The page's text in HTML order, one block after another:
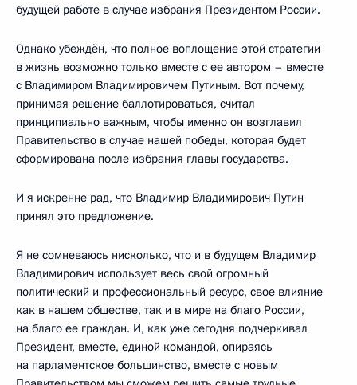
будущей работе в случае избрания Президентом России.
Однако убеждён, что полное воплощение этой стратегии
в жизнь возможно только вместе с ее автором – вместе
с Владимиром Владимировичем Путиным. Вот почему,
принимая решение баллотироваться, считал
принципиально важным, чтобы именно он возглавил
Правительство в случае нашей победы, которая будет
сформирована после избрания главы государства.
И я искренне рад, что Владимир Владимирович Путин
принял это предложение.
Я не сомневаюсь нисколько, что и в будущем Владимир
Владимирович использует весь свой огромный
политический и профессиональный ресурс, свое влияние
как в нашем обществе, так и в мире на благо России,
на благо ее граждан. И, как уже сегодня подчеркивал
Президент, вместе, единой командой, опираясь
на парламентское большинство, вместе с новым